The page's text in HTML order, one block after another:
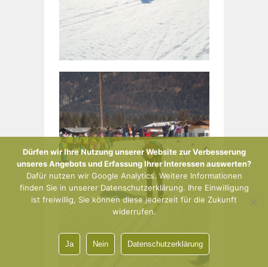
Dürfen wir Ihre Nutzung unserer Website zur Verbesserung
unseres Angebots und Erfassung Ihrer Interessen auswerten?
Dafür nutzen wir Google Analytics. Weitere Informationen
finden Sie in unserer Datenschutzerklärung. Ihre Einwilligung
ist freiwillig, Sie können diese jederzeit für die Zukunft
widerrufen.
Ja Nein Datenschutzerklärung